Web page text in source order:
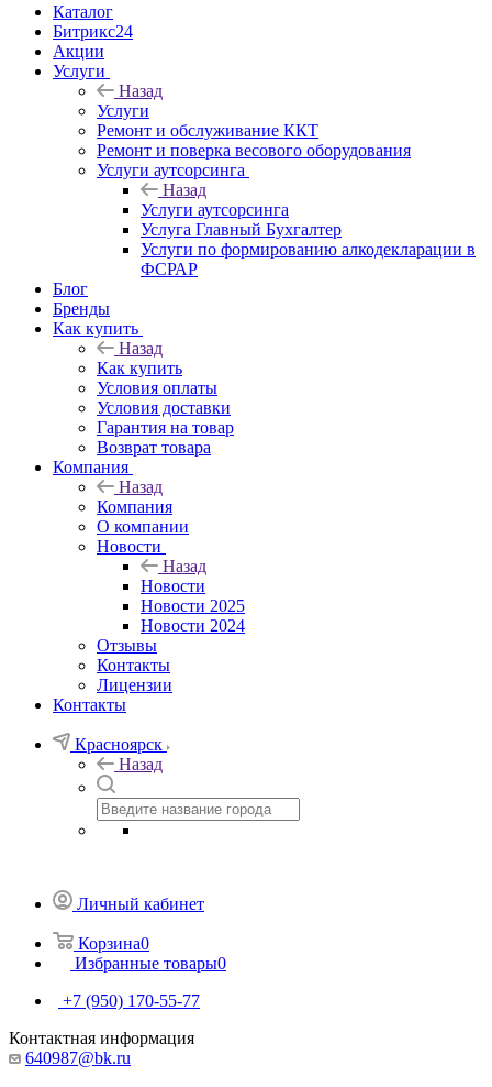
Каталог
Битрикс24
Акции
Услуги
Назад
Услуги
Ремонт и обслуживание ККТ
Ремонт и поверка весового оборудования
Услуги аутсорсинга
Назад
Услуги аутсорсинга
Услуга Главный Бухгалтер
Услуги по формированию алкодекларации в
ФСРАР
Блог
Бренды
Как купить
Назад
Как купить
Условия оплаты
Условия доставки
Гарантия на товар
Возврат товара
Компания
Назад
Компания
О компании
Новости
Назад
Новости
Новости 2025
Новости 2024
Отзывы
Контакты
Лицензии
Контакты
Красноярск
Назад
Личный кабинет
Корзина0
Избранные товары0
+7 (950) 170-55-77
Контактная информация
640987@bk.ru